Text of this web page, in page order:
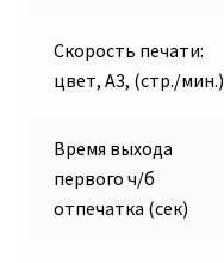
Скорость печати:
цвет, А3, (стр./мин.)
Время выхода
первого ч/б
отпечатка (сек)